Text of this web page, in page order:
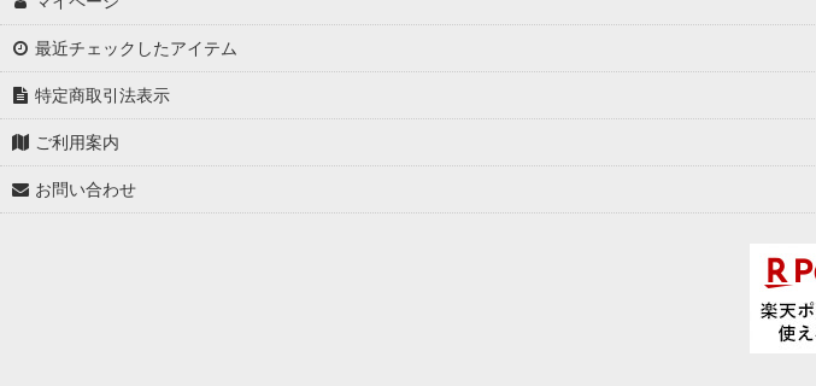
最近チェックしたアイテム
特定商取引法表示
ご利用案内
お問い合わせ